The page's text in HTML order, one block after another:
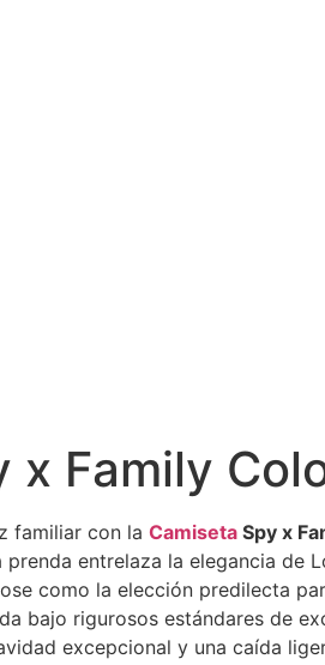
x Family
familiar con la Camiseta Spy x
entrelaza la elegancia de
como la elección predilecta
bajo rigurosos estándares de
excepcional y una caída